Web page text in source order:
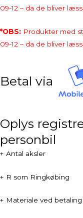
09-12 – da de bliver
*OBS: Produkter med
09-12 – da de bliver
Betal via
Oplys
personbil
+ Antal aksler
+ R som Ringkøbing
+ Materiale ved betaling